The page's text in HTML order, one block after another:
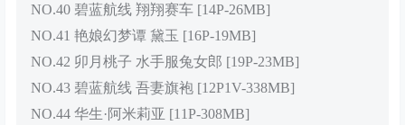
NO.40 碧蓝航线 翔翔赛车 [14P-26MB]
NO.41 艳娘幻梦谭 黛玉 [16P-19MB]
NO.42 卯月桃子 水手服兔女郎 [19P-23MB]
NO.43 碧蓝航线 吾妻旗袍 [12P1V-338MB]
NO.44 华生·阿米莉亚 [11P-308MB]